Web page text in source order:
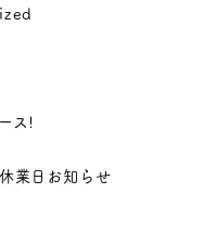
ス!
業日お知らせ